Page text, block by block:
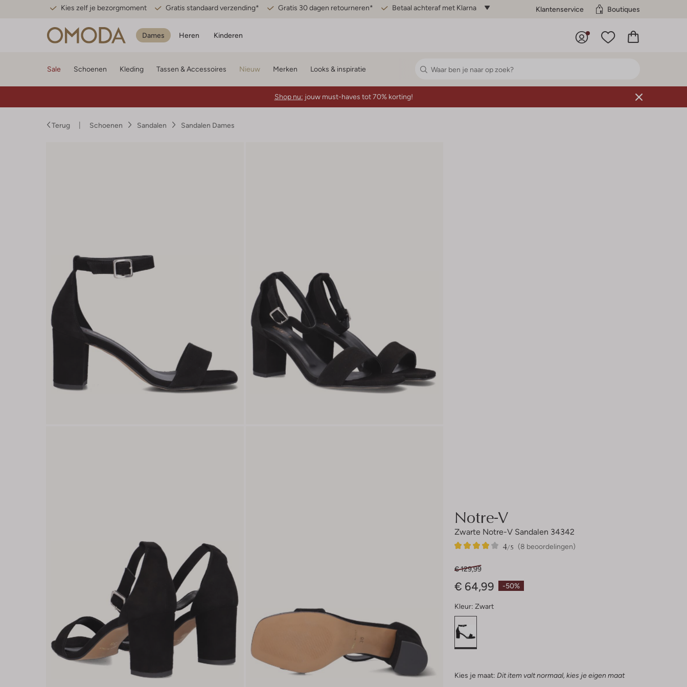
Kies zelf je bezorgmoment Gratis standaard verzending* Gratis 30 dagen retourneren* Betaal achteraf met Klarna Klantenservice Boutiques
Dames Heren Kinderen
Sale Schoenen Kleding Tassen & Accessoires Nieuw Merken Looks & inspiratie
Shop nu: jouw must-haves tot 70% korting!
Terug Schoenen Sandalen Sandalen Dames
Notre-V
Zwarte Notre-V Sandalen 34342
(8 beoordelingen)
4/5
8
4
-50%
€ 129,99
€ 64,99
Kleur: Zwart
Kies je maat: Dit item valt normaal, kies je eigen maat